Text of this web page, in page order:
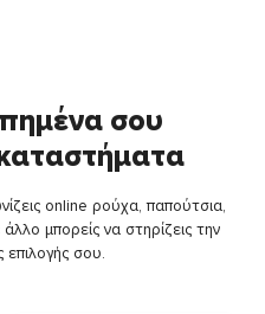
σου
online ρούχα, παπούτσια,
μπορείς να στηρίζεις την
σου.